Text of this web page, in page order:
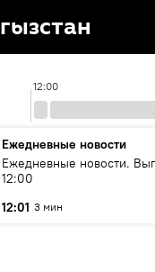
12:00
Ежедневные новости
Ежедневные новости.
12:00
12:01 3 мин